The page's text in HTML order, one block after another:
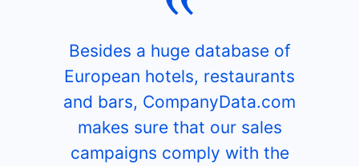
Besides a huge database of
European hotels, restaurants
and bars, CompanyData.com
makes sure that our sales
campaigns comply with the